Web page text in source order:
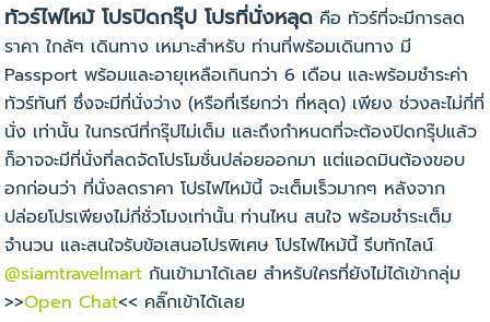
ทัวร์ไฟไหม้ โปรปิดกรุ๊ป โปรที่นั่งหลุด คือ ทัวร์ที่จะมีการลด
ราคา ใกล้ๆ เดินทาง เหมาะสำหรับ ท่านที่พร้อมเดินทาง มี
Passport พร้อมและอายุเหลือเกินกว่า 6 เดือน และพร้อมชำระค่า
ทัวร์ทันที ซึ่งจะมีที่นั่งว่าง (หรือที่เรียกว่า ที่หลุด) เพียง ช่วงละไม่กี่ที่
นั่ง เท่านั้น ในกรณีที่กรุ๊ปไม่เต็ม และถึงกำหนดที่จะต้องปิดกรุ๊ปแล้ว
ก็อาจจะมีที่นั่งที่ลดจัดโปรโมชั่นปล่อยออกมา แต่แอดมินต้องขอบ
อกก่อนว่า ที่นั่งลดราคา โปรไฟไหม้นี้ จะเต็มเร็วมากๆ หลังจาก
ปล่อยโปรเพียงไม่กี่ชั่วโมงเท่านั้น ท่านไหน สนใจ พร้อมชำระเต็ม
จำนวน และสนใจรับข้อเสนอโปรพิเศษ โปรไฟไหม้นี้ รีบทักไลน์
@siamtravelmart กันเข้ามาได้เลยสำหรับใครที่ยังไม่ได้เข้ากลุ่ม
>>Open Chat<< คลิ๊กเข้าได้เลย